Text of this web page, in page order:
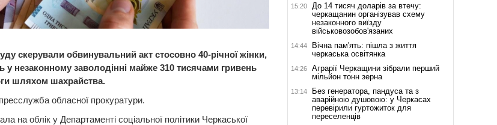
скерували обвинувальний акт стосовно 40-річної жінки,
у незаконному заволодінні майже 310 тисячами гривень
шляхом шахрайства.
обласної прокуратури.
на облік у Департаменті соціальної політики Черкаської
15:20
До 14 тисяч доларів за втечу:
черкащанин організував схему
незаконного виїзду
військовозобов'язаних
14:44
Вічна пам'ять: пішла з життя
черкаська освітянка
14:26
Аграрії Черкащини зібрали перший
мільйон тонн зерна
13:14
Без генератора, пандуса та з
аварійною душовою: у Черкасах
перевірили гуртожиток для
переселенців